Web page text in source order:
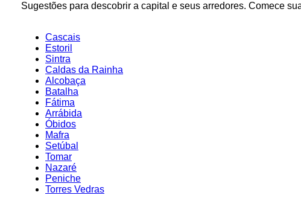
Sugestões para descobrir a capital e seus arredores. Comece
Cascais
Estoril
Sintra
Caldas da Rainha
Alcobaça
Batalha
Fátima
Arrábida
Óbidos
Mafra
Setúbal
Tomar
Nazaré
Peniche
Torres Vedras